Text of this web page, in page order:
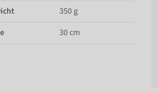
350 g
30 cm